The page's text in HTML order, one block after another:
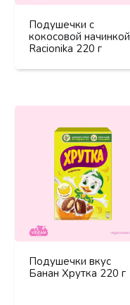
Подушечки с
кокосовой начинкой
Racionika 220 г
Подушечки вкус
Банан Хрутка 220 г